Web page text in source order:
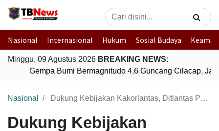
Nasional Internasional Hukum Sosial Budaya
Minggu, 09 Agustus 2026 BREAKING NEWS:
Gempa Bumi Bermagnitudo 4,6 Guncang Cilacap,
Nasional Dukung Kebijakan Kakorlantas, Ditlantas Polda Sulsel Optimalkan ETLE Saat Nataru
Dukung Kebijakan